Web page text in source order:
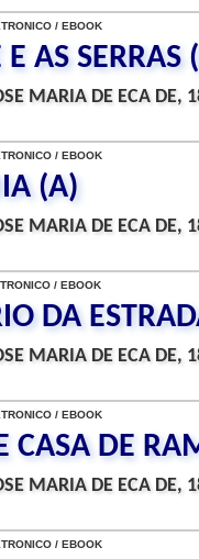
/ EBOOK
AS SERRAS
MARIA DE ECA DE,
/ EBOOK
(A)
MARIA DE ECA DE,
/ EBOOK
DA
MARIA DE ECA DE,
/ EBOOK
CASA DE
MARIA DE ECA DE,
/ EBOOK